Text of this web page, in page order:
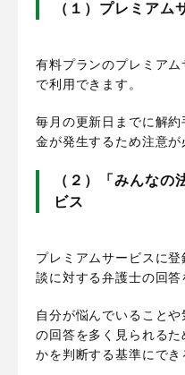
（１）プレミアム
有料プランのプレミアム
で利用できます。
毎月の更新日までに解
金が発生するため注意が
（２）「みんなの
ビス
プレミアムサービスに
談に対する弁護士の回答
自分が悩んでいること
の回答を多く見られる
かを判断する基準にでき